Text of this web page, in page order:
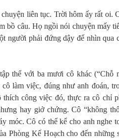
liên tục. Trời hôm ấy rất oi.
bồ câu. Họ ngồi nói chuyện mấy
người phải đứng dậy để nhìn qua
thể với ba mươi cô khác (“Chỗ
làm việc, đúng như anh đoán,
công việc đó, thực ra cô chỉ
hay giở chứng. Cô “không
móc. Cô có thể kể cho anh nghe
Phòng Kế Hoạch cho đến những